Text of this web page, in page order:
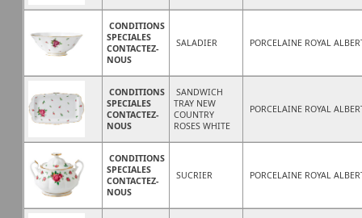
CONDITIONS
SPECIALES
CONTACTEZ-
NOUS
SALADIER PORCELAINE ROYAL
CONDITIONS
SPECIALES
CONTACTEZ-
NOUS
SANDWICH
TRAY NEW
COUNTRY
ROSES WHITE
PORCELAINE ROYAL
CONDITIONS
SPECIALES
CONTACTEZ-
NOUS
SUCRIER PORCELAINE ROYAL